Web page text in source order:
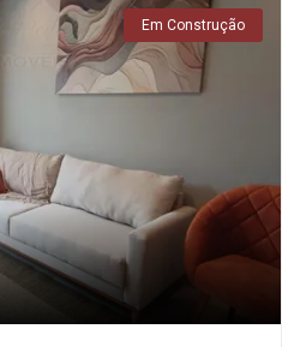
Em Construção